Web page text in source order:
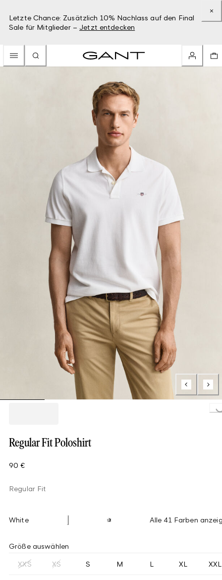
Letzte Chance: Zusätzlich 10% Nachlass auf den Final
Sale für Mitglieder – Jetzt entdecken
Loading...
Regular Fit Poloshirt
90 €
Regular Fit
White Alle 41 Farben
Größe auswählen
XXS XS S M L XL XXL